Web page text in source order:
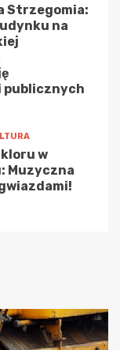
Strzegomia:
na
w
Muzyczna